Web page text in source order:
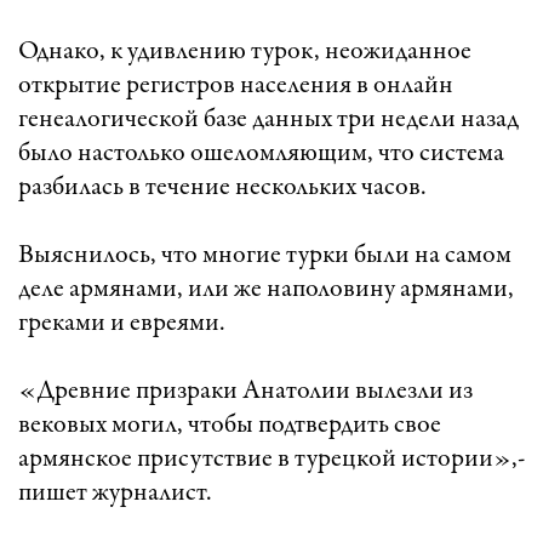
Однако, к удивлению турок, неожиданное
открытие регистров населения в онлайн
генеалогической базе данных три недели назад
было настолько ошеломляющим, что система
разбилась в течение нескольких часов.
Выяснилось, что многие турки были на самом
деле армянами, или же наполовину армянами,
греками и евреями.
«Древние призраки Анатолии вылезли из
вековых могил, чтобы подтвердить свое
армянское присутствие в турецкой истории»,-
пишет журналист.